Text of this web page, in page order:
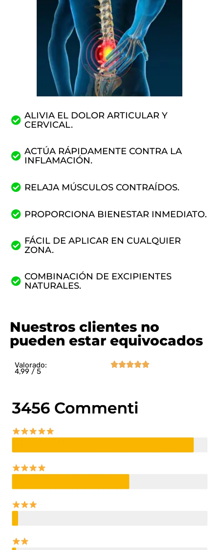
ALIVIA EL DOLOR ARTICULAR Y
CERVICAL.
ACTÚA RÁPIDAMENTE CONTRA LA
INFLAMACIÓN.
RELAJA MÚSCULOS CONTRAÍDOS.
PROPORCIONA BIENESTAR INMEDIATO.
FÁCIL DE APLICAR EN CUALQUIER
ZONA.
COMBINACIÓN DE EXCIPIENTES
NATURALES.
Nuestros clientes no
pueden estar equivocados
Valorado:
4,99 / 5
